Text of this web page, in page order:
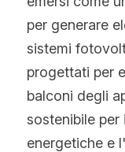
Offerta a
La politica
Tendenza
Maysun
Tedesco
Inglese
per generare
sistemi
progettati per
balconi degli
sostenibile
energetiche e